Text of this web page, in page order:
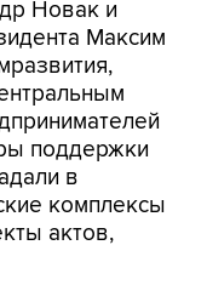
поддержки
в
комплексы
актов,
Решетников